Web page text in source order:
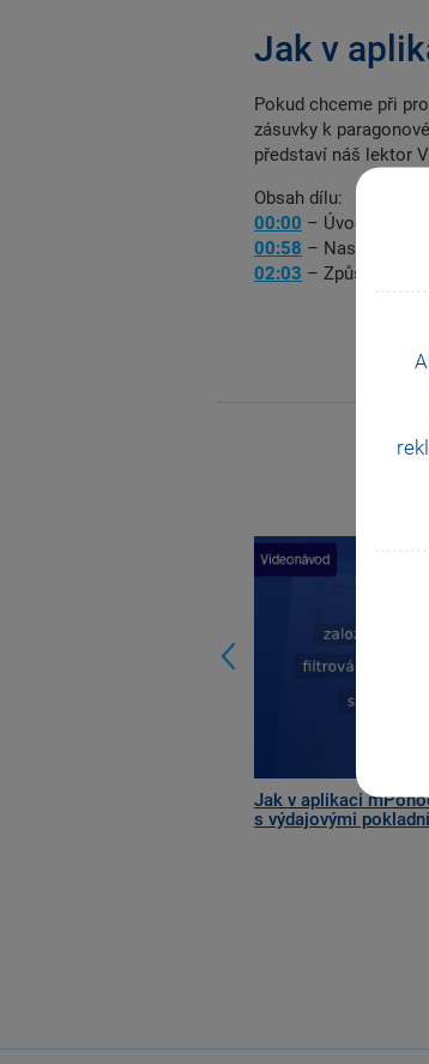
Jak v
Pokud chceme při
zásuvky k
představí náš lektor
Obsah dílu:
00:00 – Úvod
00:58 – Nastavení v
02:03 – Způsoby
Jak v aplikaci
s výdajovými
Previous